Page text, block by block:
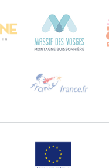
Sprechen Sie uns per E-Mail